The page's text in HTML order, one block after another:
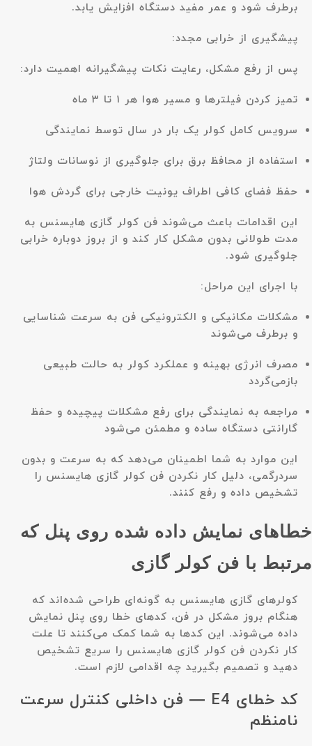
برطرف شود و عمر مفید دستگاه افزایش یابد.
پیشگیری از خرابی مجدد:
پس از رفع مشکل، رعایت نکات پیشگیرانه اهمیت دارد:
تمیز کردن فیلترها و مسیر هوا هر ۱ تا ۳ ماه
سرویس کامل کولر یک بار در سال توسط نمایندگی
استفاده از محافظ برق برای جلوگیری از نوسانات ولتاژ
حفظ فضای کافی اطراف یونیت خارجی برای گردش هوا
این اقدامات باعث می‌شوند فن کولر گازی هایسنس به
مدت طولانی بدون مشکل کار کند و از بروز دوباره خرابی
جلوگیری شود.
با اجرای این مراحل:
مشکلات مکانیکی و الکترونیکی فن به سرعت شناسایی
و برطرف می‌شوند
مصرف انرژی بهینه و عملکرد کولر به حالت طبیعی
بازمی‌گردد
مراجعه به نمایندگی برای رفع مشکلات پیچیده و حفظ
گارانتی دستگاه ساده و مطمئن می‌شود
این موارد به شما اطمینان می‌دهد که به سرعت و بدون
سردرگمی، دلیل کار نکردن فن کولر گازی هایسنس را
تشخیص داده و رفع کنند.
خطاهای نمایش داده شده روی پنل که
مرتبط با فن کولر گازی
کولرهای گازی هایسنس به گونه‌ای طراحی شده‌اند که
هنگام بروز مشکل در فن، کدهای خطا روی پنل نمایش
داده می‌شوند. این کدها به شما کمک می‌کنند تا علت
کار نکردن فن کولر گازی هایسنس را سریع تشخیص
دهید و تصمیم بگیرید چه اقدامی لازم است.
کد خطای E4 — فن داخلی کنترل سرعت
نامنظم